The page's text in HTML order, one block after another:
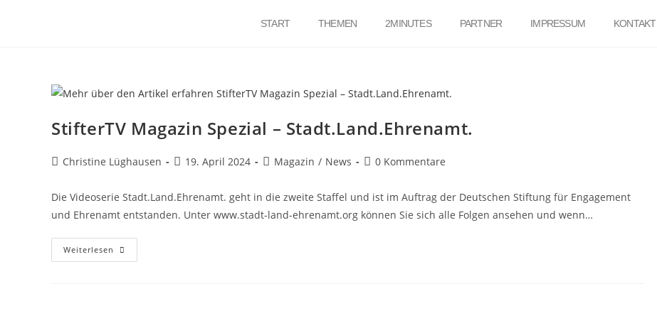
START THEMEN 2MINUTES PARTNER IMPRESSUM KONTAKT
StifterTV Magazin Spezial – Stadt.Land.Ehrenamt.
Christine Lüghausen 19. April 2024 Magazin / News 0 Kommentare
Die Videoserie Stadt.Land.Ehrenamt. geht in die zweite Staffel und ist im Auftrag der Deutschen Stiftung für Engagement
und Ehrenamt entstanden. Unter www.stadt-land-ehrenamt.org können Sie sich alle Folgen ansehen und wenn…
Weiterlesen